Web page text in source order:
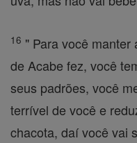
16 " Para você
de Acabe fez, você
seus padrões, você
terrível de você e
chacota, daí você vai